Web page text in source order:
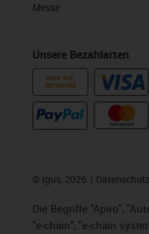
Messe
Unsere Bezahlarten
KAUF AUF
RECHNUNG
© igus, 2026 Datenschutz
Die Begriffe "Apiro",
"e-chain", "e-chain